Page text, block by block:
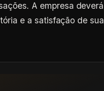
A empresa deverá
e a satisfação de sua